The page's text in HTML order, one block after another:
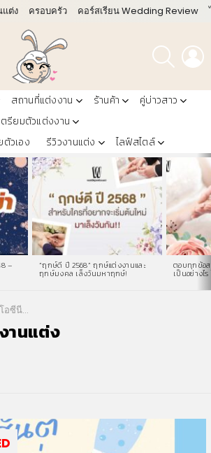
แต่ง ครอบครัว คอร์สเรียน Wedding Review
ค้นหา
สถานที่แต่งงาน ร้านค้า
คู่บ่าวสาว
ตรียมตัวแต่งงาน
วเอง
รีวิวงานแต่ง ไลฟ์สไตล์
– “ฤกษ์ดี ปี 2568” ฤกษ์แต่งงานและ
ฤกษ์มงคล เล็งวันมหาฤกษ์!
ตอบทุกข้อส
เป็นอย่างไร
งานแต่ง
านแต่ง